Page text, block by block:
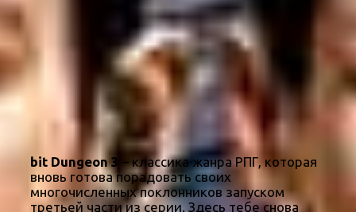
bit Dungeon 3 – классика жанра РПГ, которая
вновь готова порадовать своих
многочисленных поклонников запуском
третьей части из серии. Здесь тебе снова